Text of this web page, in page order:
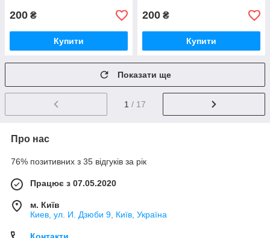
200 ₴
Купити
200 ₴
Купити
Показати ще
1 / 17
Про нас
76% позитивних з 35 відгуків за рік
Працює з 07.05.2020
м. Київ
Киев, ул. И. Дзюби 9, Київ, Україна